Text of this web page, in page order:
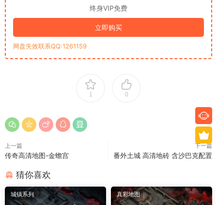
终身VIP免费
立即购买
网盘失效联系QQ:1261159
1 0
上一篇
传奇高清地图-金蟾宫
下一篇
番外土城 高清地砖 含沙巴克配置
猜你喜欢
城镇系列 真彩地图